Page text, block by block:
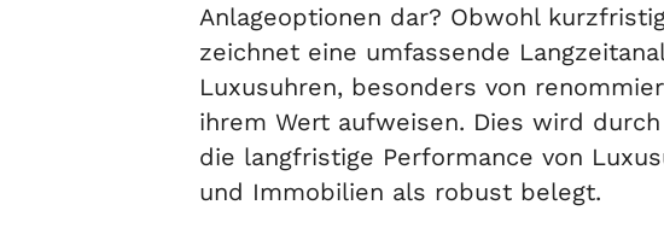
Anlageoptionen dar? Obwohl
zeichnet eine umfassende
Luxusuhren, besonders von
ihrem Wert aufweisen. Dies wird
die langfristige Performance von
und Immobilien als robust belegt.